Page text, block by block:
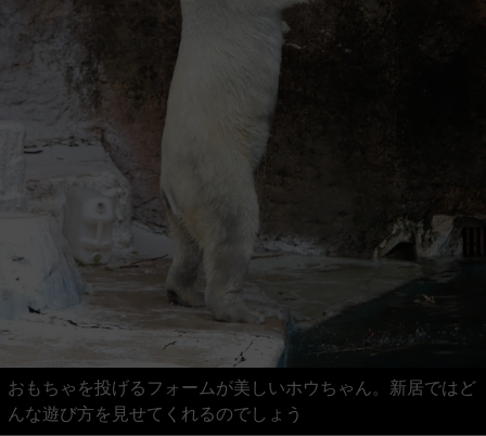
おもちゃを投げるフォームが美しいホウちゃん。新居ではど
んな遊び方を見せてくれるのでしょう